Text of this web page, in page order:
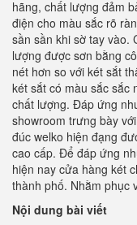
hãng, chất lượng đảm
điện cho màu sắc rõ
sần sần khi sờ tay vào.
lượng được sơn bằng
nét hơn so với két sắt
két sắt có màu sắc sắc
chất lượng. Đáp ứng
showroom trưng bày
đúc welko hiện đạng
cao cấp. Để đáp ứng
hiện nay cửa hàng két
thành phố. Nhằm phục
Nội dung bài viết